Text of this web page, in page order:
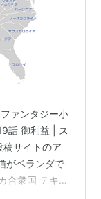
ァンタジー小
話 御利益 | ス
サイトのア
がベランダで
合衆国 テキサ